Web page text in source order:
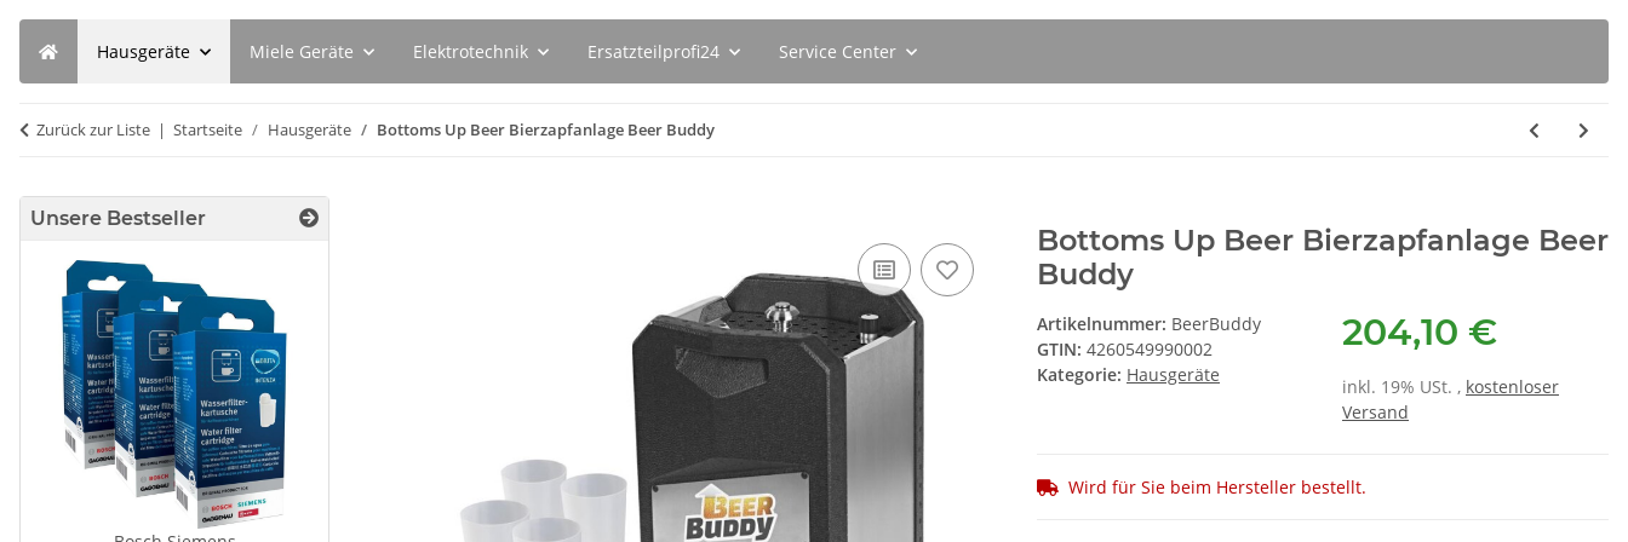
Hausgeräte Miele Geräte Elektrotechnik Ersatzteilprofi24 Service Center
Zurück zur Liste Startseite Hausgeräte Bottoms Up Beer Bierzapfanlage Beer Buddy
Bottoms Up Beer Bierzapfanlage Beer
Buddy
Artikelnummer: BeerBuddy
GTIN: 4260549990002
Kategorie: Hausgeräte
204,10 €
inkl. 19% USt. , kostenloser
Versand
Wird für Sie beim Hersteller bestellt.
Unsere Bestseller